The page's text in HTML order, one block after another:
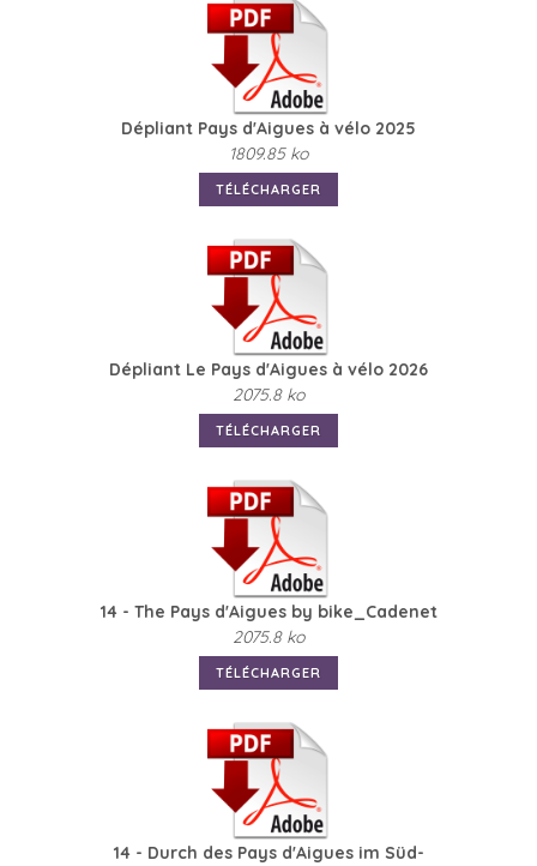
Dépliant Pays d'Aigues à vélo 2025
1809.85 ko
TÉLÉCHARGER
Dépliant Le Pays d'Aigues à vélo 2026
2075.8 ko
TÉLÉCHARGER
14 - The Pays d'Aigues by bike_Cadenet
2075.8 ko
TÉLÉCHARGER
14 - Durch des Pays d'Aigues im Süd-